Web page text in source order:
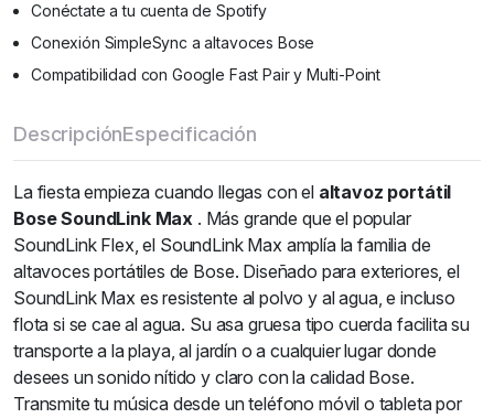
Conéctate a tu cuenta de Spotify
Conexión SimpleSync a altavoces Bose
Compatibilidad con Google Fast Pair y Multi-Point
DescripciónEspecificación
La fiesta empieza cuando llegas con el altavoz portátil
Bose SoundLink Max . Más grande que el popular
SoundLink Flex, el SoundLink Max amplía la familia de
altavoces portátiles de Bose. Diseñado para exteriores, el
SoundLink Max es resistente al polvo y al agua, e incluso
flota si se cae al agua. Su asa gruesa tipo cuerda facilita su
transporte a la playa, al jardín o a cualquier lugar donde
desees un sonido nítido y claro con la calidad Bose.
Transmite tu música desde un teléfono móvil o tableta por